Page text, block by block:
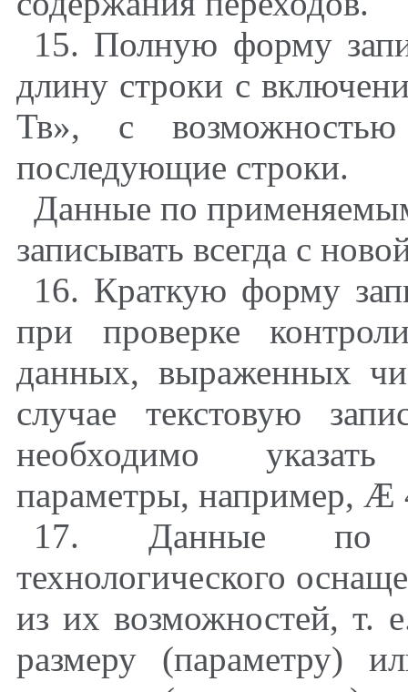
15. Полную форму
длину строки с
Тв», с
последующие строки.
Данные по
записывать всегда с
16. Краткую форму
при проверке
данных, выраженных
случае текстовую
необходимо
параметры, например, Æ
17. Данные по
технологического
из их возможностей, т.
размеру (параметру)